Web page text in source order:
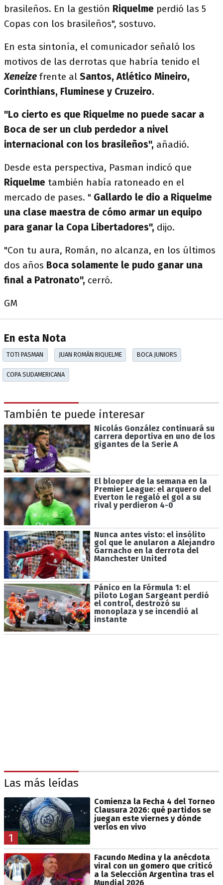
brasileños. En la gestión Riquelme perdió las 5
Copas con los brasileños", sostuvo.
En esta sintonía, el comunicador señaló los
motivos de las derrotas que habría tenido el
Xeneize frente al Santos, Atlético Mineiro,
Corinthians, Fluminese y Cruzeiro.
"Lo cierto es que Riquelme no puede sacar a
Boca de ser un club perdedor a nivel
internacional con los brasileños", añadió.
Desde esta perspectiva, Pasman indicó que
Riquelme también había ratoneado en el
mercado de pases. " Gallardo le dio a Riquelme
una clase maestra de cómo armar un equipo
para ganar la Copa Libertadores", dijo.
"Con tu aura, Román, no alcanza, en los últimos
dos años Boca solamente le pudo ganar una
final a Patronato", cerró.
GM
En esta Nota
TOTI PASMAN JUAN ROMÁN RIQUELME BOCA JUNIORS
COPA SUDAMERICANA
También te puede interesar
Nicolás González continuará su
carrera deportiva en uno de los
gigantes de la Serie A
El blooper de la semana en la
Premier League: el arquero del
Everton le regaló el gol a su
rival y perdieron 4-0
Nunca antes visto: el insólito
gol que le anularon a Alejandro
Garnacho en la derrota del
Manchester United
Pánico en la Fórmula 1: el
piloto Logan Sargeant perdió
el control, destrozó su
monoplaza y se incendió al
instante
Las más leídas
1
Comienza la Fecha 4 del Torneo
Clausura 2026: qué partidos se
juegan este viernes y dónde
verlos en vivo
Facundo Medina y la anécdota
viral con un gomero que criticó
a la Selección Argentina tras el
Mundial 2026